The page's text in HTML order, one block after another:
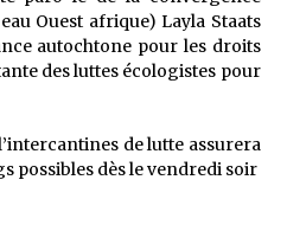
Ouest afrique) Layla Staats
autochtone pour les droits
des luttes écologistes pour
de lutte assurera
possibles dès le vendredi soir